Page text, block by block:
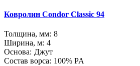
Ковролин Condor Classic 94
Толщина, мм: 8
Ширина, м: 4
Основа: Джут
Состав ворса: 100% PA